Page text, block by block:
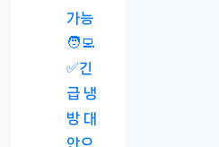
가능
🧑‍💻
✅긴
급 냉
방 대
안으